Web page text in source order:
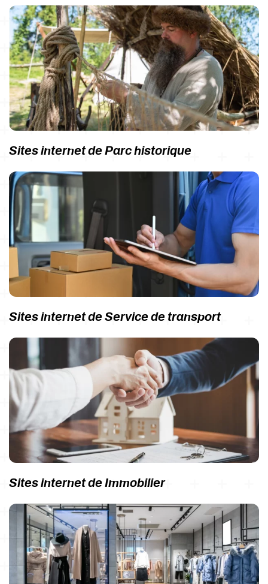
Sites internet de Parc historique
Sites internet de Service de transport
Sites internet de Immobilier